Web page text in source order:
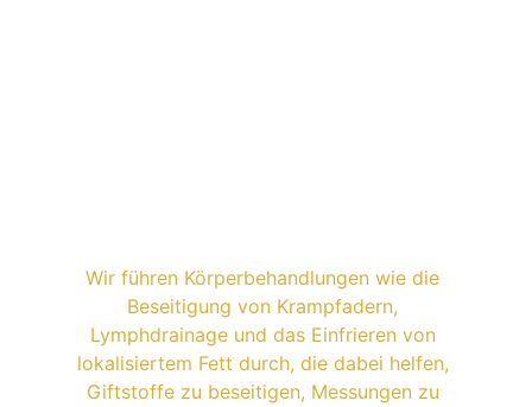
Wir führen Körperbehandlungen wie die
Beseitigung von Krampfadern,
Lymphdrainage und das Einfrieren von
lokalisiertem Fett durch, die dabei helfen,
Giftstoffe zu beseitigen, Messungen zu